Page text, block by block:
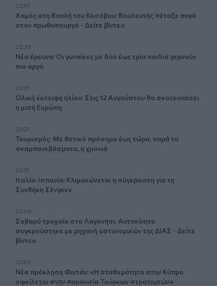
23:47
Χαμός στη Βουλή του Κοσόβου: Βουλευτής πέταξε αυγά
στον πρωθυπουργό - Δείτε βίντεο
23:39
Νέα έρευνα: Οι γυναίκες με δύο έως τρία παιδιά γερνούν
πιο αργά
23:31
Ολική έκλειψη ηλίου: Στις 12 Αυγούστου θα σκοτεινιάσει
η μισή Ευρώπη
23:21
Τουρισμός: Με θετικό πρόσημο έως τώρα, παρά τα
σκαμπανεβάσματα, η χρονιά
23:15
Ιταλία-Ισπανία: Κλιμακώνεται η σύγκρουση για τη
Συνθήκη Σένγκεν
23:09
Σοβαρό τροχαίο στο Λαγονήσι: Αυτοκίνητο
συγκρούστηκε με μηχανή αστυνομικών της ΔΙΑΣ - Δείτε
βίντεο
22:59
Νέα πρόκληση Φιντάν: «Η σταθερότητα στην Κύπρο
οφείλεται στην παρουσία Τούρκων στρατιωτών»